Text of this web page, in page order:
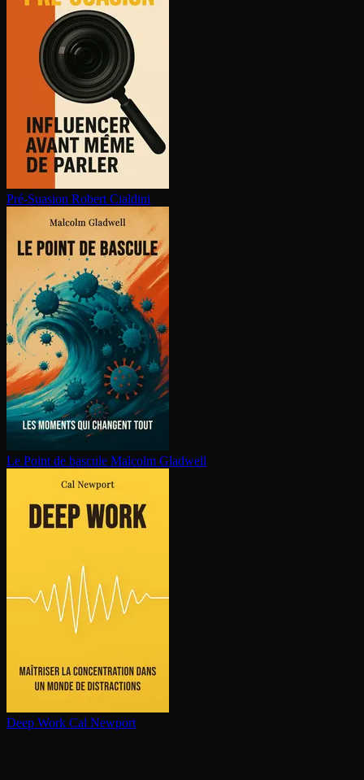
Pré-Suasion Robert Cialdini
Le Point de bascule Malcolm Gladwell
Deep Work Cal Newport